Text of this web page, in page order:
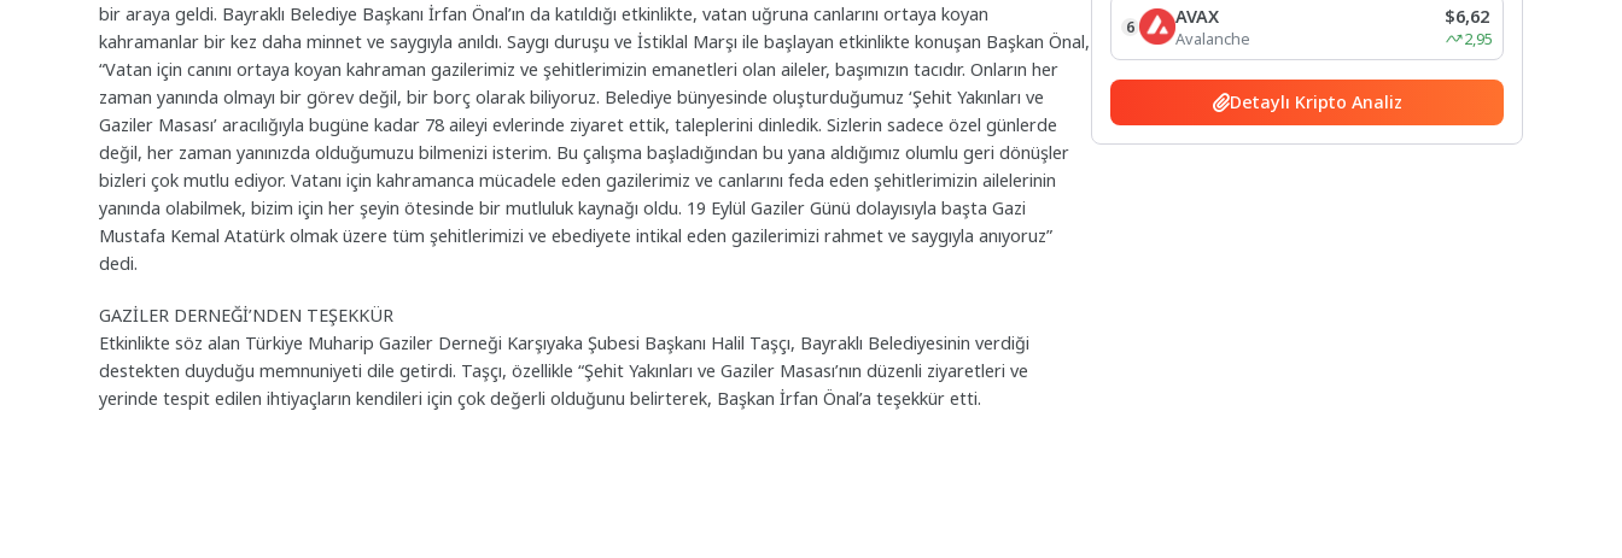
bir araya geldi. Bayraklı Belediye Başkanı İrfan Önal’ın da katıldığı etkinlikte, vatan uğruna canlarını ortaya koyan
kahramanlar bir kez daha minnet ve saygıyla anıldı. Saygı duruşu ve İstiklal Marşı ile başlayan etkinlikte konuşan Başkan Önal,
“Vatan için canını ortaya koyan kahraman gazilerimiz ve şehitlerimizin emanetleri olan aileler, başımızın tacıdır. Onların her
zaman yanında olmayı bir görev değil, bir borç olarak biliyoruz. Belediye bünyesinde oluşturduğumuz ‘Şehit Yakınları ve
Gaziler Masası’ aracılığıyla bugüne kadar 78 aileyi evlerinde ziyaret ettik, taleplerini dinledik. Sizlerin sadece özel günlerde
değil, her zaman yanınızda olduğumuzu bilmenizi isterim. Bu çalışma başladığından bu yana aldığımız olumlu geri dönüşler
bizleri çok mutlu ediyor. Vatanı için kahramanca mücadele eden gazilerimiz ve canlarını feda eden şehitlerimizin ailelerinin
yanında olabilmek, bizim için her şeyin ötesinde bir mutluluk kaynağı oldu. 19 Eylül Gaziler Günü dolayısıyla başta Gazi
Mustafa Kemal Atatürk olmak üzere tüm şehitlerimizi ve ebediyete intikal eden gazilerimizi rahmet ve saygıyla anıyoruz”
dedi.
GAZİLER DERNEĞİ’NDEN TEŞEKKÜR
Etkinlikte söz alan Türkiye Muharip Gaziler Derneği Karşıyaka Şubesi Başkanı Halil Taşçı, Bayraklı Belediyesinin verdiği
destekten duyduğu memnuniyeti dile getirdi. Taşçı, özellikle “Şehit Yakınları ve Gaziler Masası’nın düzenli ziyaretleri ve
yerinde tespit edilen ihtiyaçların kendileri için çok değerli olduğunu belirterek, Başkan İrfan Önal’a teşekkür etti.
6 AVAX
Avalanche
$6,62
2,95
Detaylı Kripto Analiz